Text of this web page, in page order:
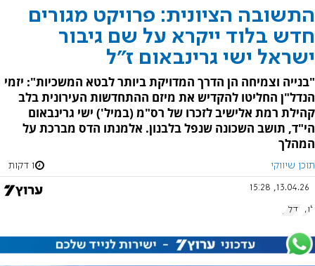
התשובה הציונית: פרויקט מגורים
חדש בלוד ייקרא על שם גיבור
ישראל ישי גרינבאום ז"ל
"בנייה וצמיחה הן הדרך המדויקת ביותר לבטא המשכיות": יזמי
הנדל"ן החליטו להקדיש את מיזם ההתחדשות העירונית בלב
קהילת רמת אלישיב לזכרו של רס"מ (במיל') ישי גרינבאום
הי"ד, תושב השכונה שנפל בלבנון. אלמנתו הדס מברכת על
המהלך
תוכן שיווקי 1 דקות
13.04.26, 15:28
לוד נדל"ן